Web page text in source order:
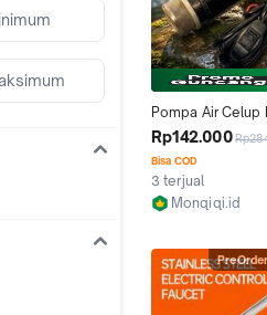
Pompa Air Celup
80W untuk
dengan Sakelar
dan Jepitan Aki
Rp142.000
Bisa COD
3 terjual
Monqiqi.id
PreOrder